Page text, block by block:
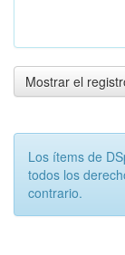
Mostrar el
Los ítems de
todos los
contrario.